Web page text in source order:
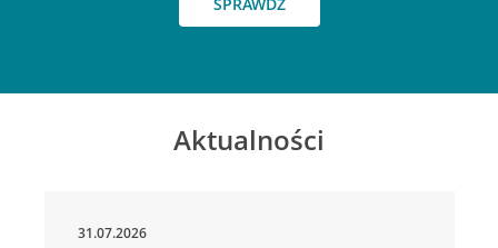
Aktualności
31.07.2026